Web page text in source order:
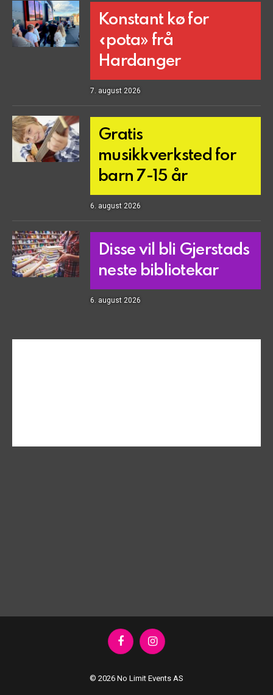
Konstant kø for
«pota» frå
Hardanger
7. august 2026
Gratis
musikkverksted for
barn 7-15 år
6. august 2026
Disse vil bli Gjerstads
neste bibliotekar
6. august 2026
FacebookInstagram
© 2026 No Limit Events AS